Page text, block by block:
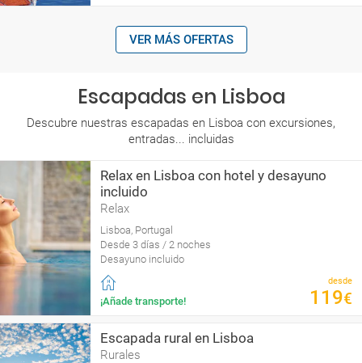
VER MÁS OFERTAS
Escapadas en Lisboa
Descubre nuestras escapadas en Lisboa con excursiones,
entradas... incluidas
Relax en Lisboa con hotel y desayuno
incluido
Relax
Lisboa, Portugal
Desde 3 días / 2 noches
Desayuno incluido
¡Añade transporte!
desde
119€
Escapada rural en Lisboa
Rurales